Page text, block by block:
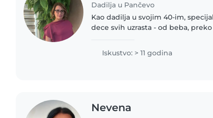
Dadilja u Pančevo
Kao dadilja u svojim 40-im,
dece svih uzrasta - od beba,
saosećajnu negu,..
Iskustvo: > 11 godina
Nevena